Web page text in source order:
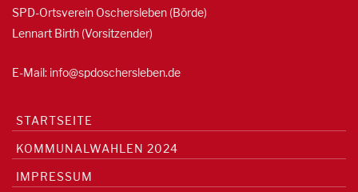
SPD-Ortsverein Oschersleben (Börde)
Lennart Birth (Vorsitzender)
E-Mail: info@spdoschersleben.de
STARTSEITE
KOMMUNALWAHLEN 2024
IMPRESSUM